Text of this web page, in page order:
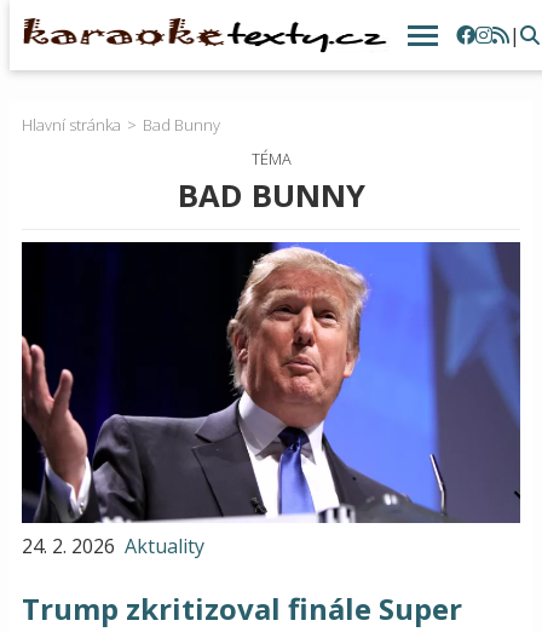
|
Hlavní stránka
Bad Bunny
TÉMA
BAD BUNNY
24. 2. 2026 Aktuality
Trump zkritizoval finále Super